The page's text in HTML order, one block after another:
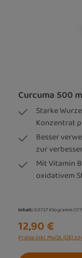
Curcuma 500
Starke
Konzentrat
Besser
zur
Mit Vitamin
oxidativem
Inhalt:0.0727 Kilogramm
12,90 €
Preise inkl. MwSt. (DE)